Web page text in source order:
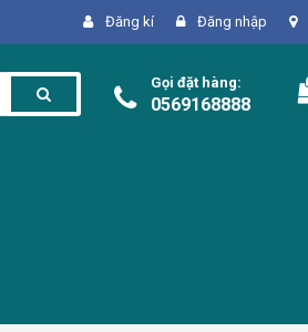
Đăng kí Đăng nhập
Gọi đặt hàng:
0569168888